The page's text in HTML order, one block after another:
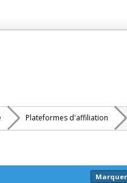
Plateformes d'affiliation